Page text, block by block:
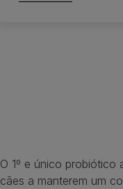
O 1º e único probiótico
cães a manterem um